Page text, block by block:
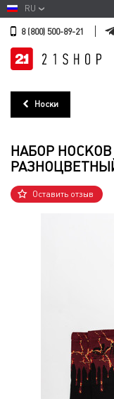
RU
8 (800) 500-89-21
Носки
НАБОР НОСКОВ
Оставить отзыв